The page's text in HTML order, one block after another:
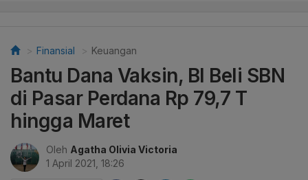
Finansial Keuangan
Bantu Dana Vaksin, BI Beli SBN
di Pasar Perdana Rp 79,7 T
hingga Maret
Oleh Agatha Olivia Victoria
1 April 2021, 18:26